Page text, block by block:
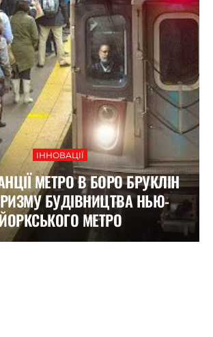
ІННОВАЦІЇ
МЕТРО В БОРО БРУКЛІН
БУДІВНИЦТВА НЬЮ-
ЙОРКСЬКОГО МЕТРО